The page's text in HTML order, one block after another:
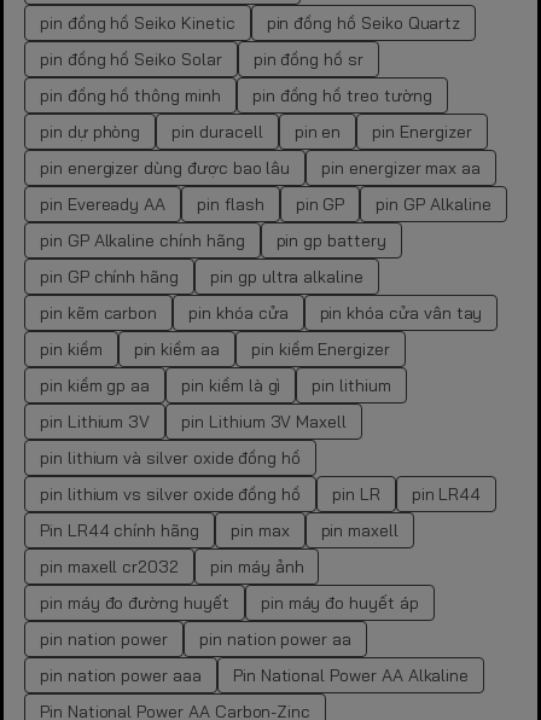
pin đồng hồ Seiko Kinetic
pin đồng hồ Seiko Quartz
pin đồng hồ Seiko Solar
pin đồng hồ sr
pin đồng hồ thông minh
pin đồng hồ treo tường
pin dự phòng
pin duracell pin en
pin Energizer
pin energizer dùng được bao lâu
pin energizer max aa
pin Eveready AA
pin flash pin GP
pin GP Alkaline
pin GP Alkaline chính hãng
pin gp battery
pin GP chính hãng
pin gp ultra alkaline
pin kẽm carbon
pin khóa cửa
pin khóa cửa vân tay
pin kiềm
pin kiềm aa
pin kiềm Energizer
pin kiềm gp aa
pin kiềm là gì
pin lithium
pin Lithium 3V
pin Lithium 3V Maxell
pin lithium và silver oxide đồng hồ
pin lithium vs silver oxide đồng hồ
pin LR
pin LR44
Pin LR44 chính hãng
pin max
pin maxell
pin maxell cr2032
pin máy ảnh
pin máy đo đường huyết
pin máy đo huyết áp
pin nation power
pin nation power aa
pin nation power aaa
Pin National Power AA Alkaline
Pin National Power AA Carbon-Zinc